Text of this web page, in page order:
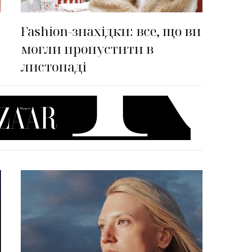
Fashion-знахідки: все, що ви
могли пропустити в
листопаді